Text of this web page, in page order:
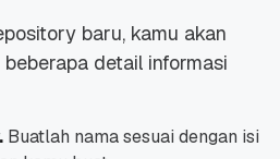
baru, kamu akan
detail informasi
Buatlah nama sesuai dengan isi